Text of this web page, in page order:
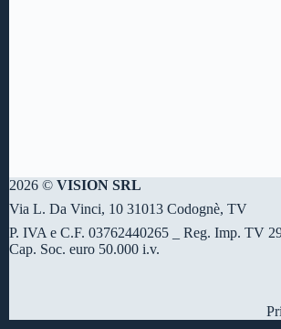
2026 © VISION SRL
Via L. Da Vinci, 10 31013 Codognè, TV
P. IVA e C.F. 03762440265 _ Reg. Imp. TV
Cap. Soc. euro 50.000 i.v.